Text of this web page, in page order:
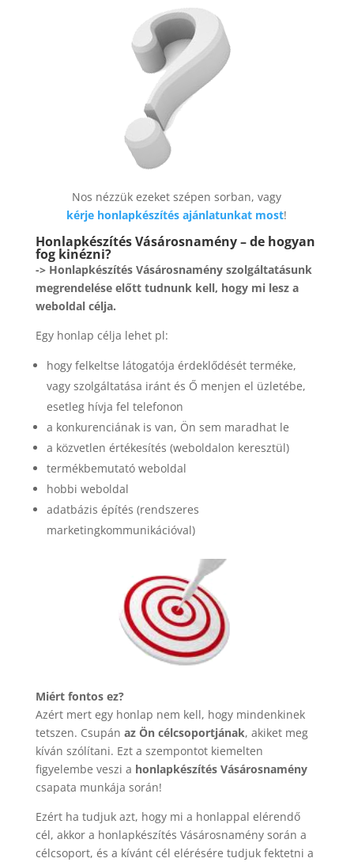
Nos nézzük ezeket szépen sorban, vagy
kérje honlapkészítés ajánlatunkat most!
Honlapkészítés Vásárosnamény – de hogyan
fog kinézni?
-> Honlapkészítés Vásárosnamény szolgáltatásunk
megrendelése előtt tudnunk kell, hogy mi lesz a
weboldal célja.
Egy honlap célja lehet pl:
hogy felkeltse látogatója érdeklődését terméke,
vagy szolgáltatása iránt és Ő menjen el üzletébe,
esetleg hívja fel telefonon
a konkurenciának is van, Ön sem maradhat le
a közvetlen értékesítés (weboldalon keresztül)
termékbemutató weboldal
hobbi weboldal
adatbázis építés (rendszeres
marketingkommunikációval)
Miért fontos ez?
Azért mert egy honlap nem kell, hogy mindenkinek
tetszen. Csupán az Ön célcsoportjának, akiket meg
kíván szólítani. Ezt a szempontot kiemelten
figyelembe veszi a honlapkészítés Vásárosnamény
csapata munkája során!
Ezért ha tudjuk azt, hogy mi a honlappal elérendő
cél, akkor a honlapkészítés Vásárosnamény során a
célcsoport, és a kívánt cél elérésére tudjuk fektetni a